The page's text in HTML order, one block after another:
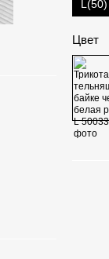
L(50)
Цвет